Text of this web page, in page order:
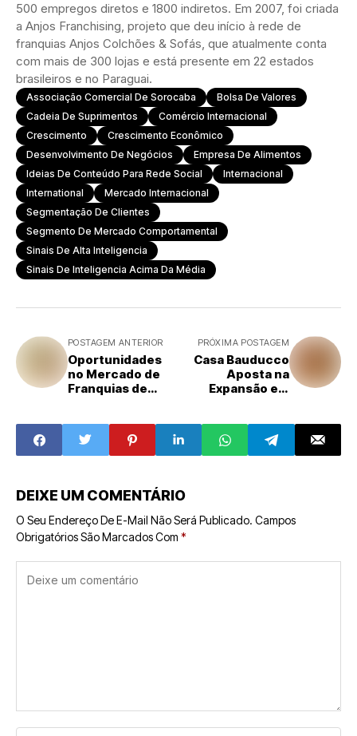
500 empregos diretos e 1800 indiretos. Em 2007, foi criada
a Anjos Franchising, projeto que deu início à rede de
franquias Anjos Colchões & Sofás, que atualmente conta
com mais de 300 lojas e está presente em 22 estados
brasileiros e no Paraguai.
Associação Comercial De Sorocaba
Bolsa De Valores
Cadeia De Suprimentos
Comércio Internacional
Crescimento
Crescimento Econômico
Desenvolvimento De Negócios
Empresa De Alimentos
Ideias De Conteúdo Para Rede Social
Internacional
International
Mercado Internacional
Segmentação De Clientes
Segmento De Mercado Comportamental
Sinais De Alta Inteligencia
Sinais De Inteligencia Acima Da Média
POSTAGEM ANTERIOR
Oportunidades
no Mercado de
Franquias de
PRÓXIMA POSTAGEM
Casa Bauducco
Aposta na
Expansão em
Franqueados
DEIXE UM COMENTÁRIO
O Seu Endereço De E-Mail Não Será Publicado. Campos
Obrigatórios São Marcados Com *